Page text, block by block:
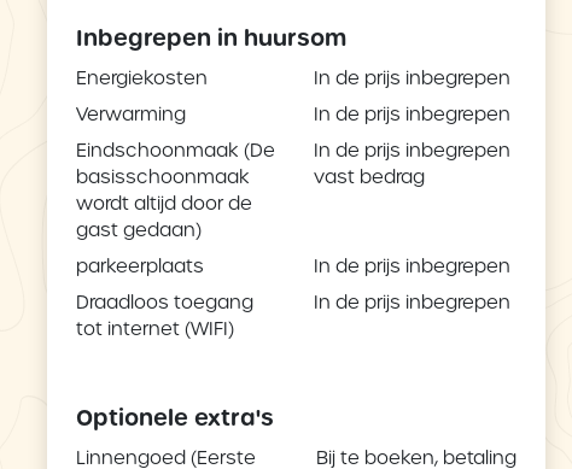
Inbegrepen in huursom
Energiekosten
In de prijs inbegrepen
Verwarming
In de prijs inbegrepen
Eindschoonmaak (De
basisschoonmaak
wordt altijd door de
gast gedaan)
In de prijs inbegrepen
vast bedrag
parkeerplaats
In de prijs inbegrepen
Draadloos toegang
tot internet (WIFI)
In de prijs inbegrepen
Optionele extra's
Linnengoed (Eerste
Bij te boeken, betaling